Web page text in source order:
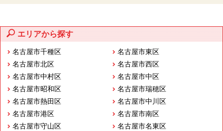
エリアから探す
名古屋市千種区
名古屋市東区
名古屋市北区
名古屋市西区
名古屋市中村区
名古屋市中区
名古屋市昭和区
名古屋市瑞穂区
名古屋市熱田区
名古屋市中川区
名古屋市港区
名古屋市南区
名古屋市守山区
名古屋市名東区